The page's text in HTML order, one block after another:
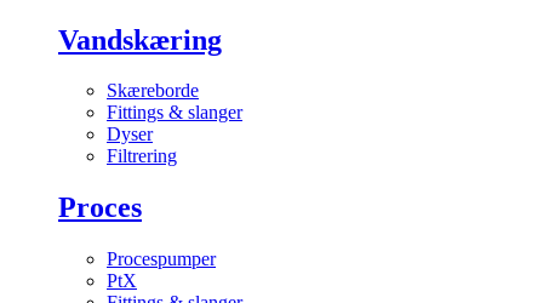
Vandskæring
Skæreborde
Fittings & slanger
Dyser
Filtrering
Proces
Procespumper
PtX